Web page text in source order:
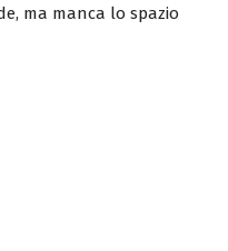
ma manca lo spazio